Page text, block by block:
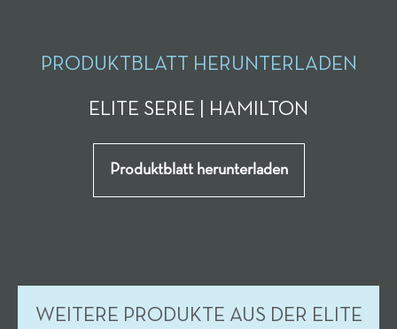
PRODUKTBLATT HERUNTERLADEN
ELITE SERIE | HAMILTON
Produktblatt herunterladen
WEITERE PRODUKTE AUS DER ELITE